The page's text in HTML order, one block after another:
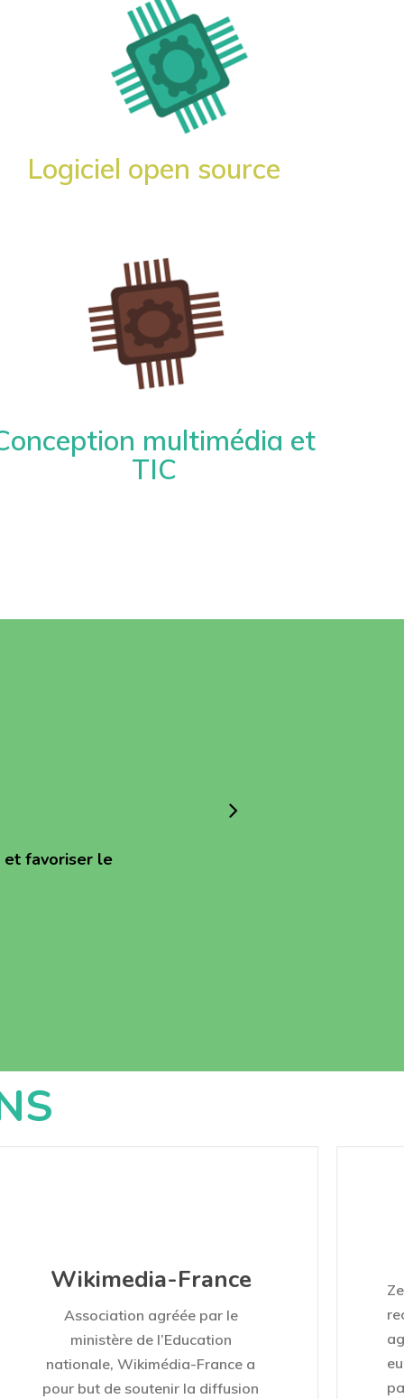
Logiciel open source
multimédia et
TIC
et favoriser le
Wikimedia-France
Association agréée par le
ministère de l’Education
nationale, Wikimédia-France a
pour but de soutenir la diffusion